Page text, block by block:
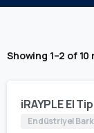
Showing 1–2 of
iRAYPLE El
Endüstriyel